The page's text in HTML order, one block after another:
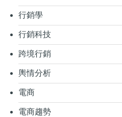
行銷學
行銷科技
跨境行銷
輿情分析
電商
電商趨勢